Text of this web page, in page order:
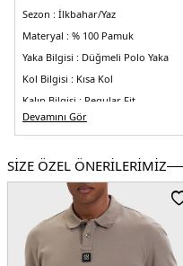
Sezon : İlkbahar/Yaz
Materyal : % 100 Pamuk
Yaka Bilgisi : Düğmeli Polo Yaka
Kol Bilgisi : Kısa Kol
Kalıp Bilgisi : Regular Fit
Üretim Yeri :Türkiye
5DY150517638001.07
Devamını Gör
SİZE ÖZEL ÖNERİLERİMİZ